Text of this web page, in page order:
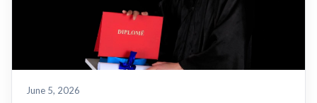
June 5, 2026